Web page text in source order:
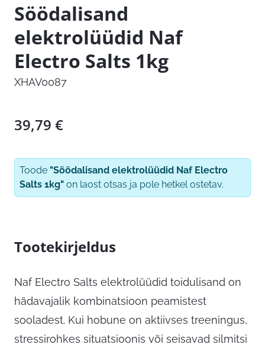
Söödalisand
elektrolüüdid Naf
Electro Salts 1kg
XHAV0087
39,79 €
Toode "Söödalisand elektrolüüdid Naf Electro
Salts 1kg" on laost otsas ja pole hetkel ostetav.
Tootekirjeldus
Naf Electro Salts elektrolüüdid toidulisand on
hädavajalik kombinatsioon peamistest
sooladest. Kui hobune on aktiivses treeningus,
stressirohkes situatsioonis või seisavad silmitsi